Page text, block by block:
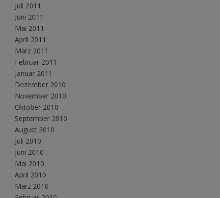
Juli 2011
Juni 2011
Mai 2011
April 2011
März 2011
Februar 2011
Januar 2011
Dezember 2010
November 2010
Oktober 2010
September 2010
August 2010
Juli 2010
Juni 2010
Mai 2010
April 2010
März 2010